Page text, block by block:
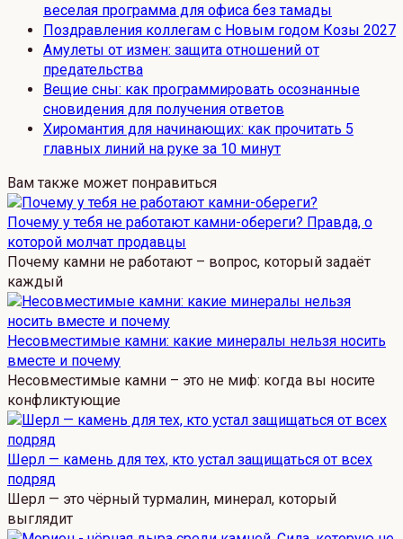
веселая программа для офиса без тамады
Поздравления коллегам с Новым годом Козы 2027
Амулеты от измен: защита отношений от
предательства
Вещие сны: как программировать осознанные
сновидения для получения ответов
Хиромантия для начинающих: как прочитать 5
главных линий на руке за 10 минут
Вам также может понравиться
Почему у тебя не работают камни-обереги? Правда, о
которой молчат продавцы
Почему камни не работают – вопрос, который задаёт
каждый
Несовместимые камни: какие минералы нельзя носить
вместе и почему
Несовместимые камни – это не миф: когда вы носите
конфликтующие
Шерл — камень для тех, кто устал защищаться от всех
подряд
Шерл — это чёрный турмалин, минерал, который
выглядит